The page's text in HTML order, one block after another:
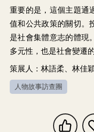
重要的是，這個主題通
值和公共政策的關切。
是社會集體意志的體現
多元性，也是社會變遷
策展人：林語柔、林佳
人物故事訪查團